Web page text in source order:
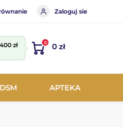
Zaloguj sie
400 zł
0 0 zł
APTEKA